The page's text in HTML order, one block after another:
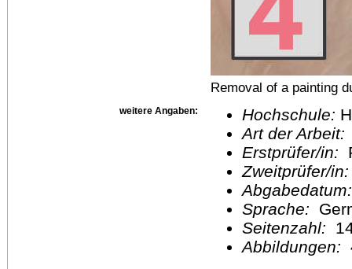
Removal of a painting
weitere Angaben: Hochschule:
Art der Arbeit:
Erstprüfer/in:
Zweitprüfer/
Sprache:
Seitenzahl:
Abbildungen: